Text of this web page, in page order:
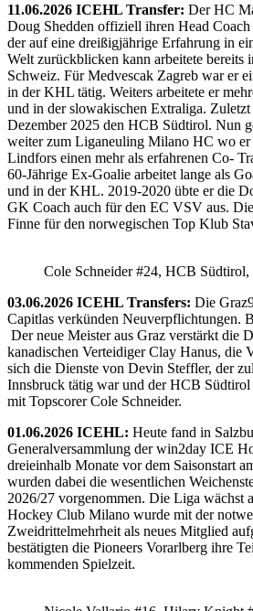
11.06.2026 ICEHL Transfer: Der HC
Doug Shedden offiziell ihren Head
der auf eine dreißigjährige Erfahrung in
Welt zurückblicken kann arbeitete bereits
Schweiz. Für Medvescak Zagreb war er
in der KHL tätig. Weiters arbeitete er
und in der slowakischen Extraliga.
Dezember 2025 den HCB Südtirol. Nun
weiter zum Liganeuling Milano HC wo er
Lindfors einen mehr als erfahrenen Co-
60-Jährige Ex-Goalie arbeitet lange als
und in der KHL. 2019-2020 übte er die
GK Coach auch für den EC VSV aus.
Finne für den norwegischen Top Klub
Cole Schneider #24, HCB
03.06.2026 ICEHL Transfers: Die
Capitlas verkünden Neuverpflichtungen.
Der neue Meister aus Graz verstärkt die
kanadischen Verteidiger Clay Hanus, die
sich die Dienste von Devin Steffler, der
Innsbruck tätig war und der HCB Südtirol
mit Topscorer Cole Schneider.
01.06.2026 ICEHL: Heute fand in
Generalversammlung der win2day ICE
dreieinhalb Monate vor dem Saisonstart
wurden dabei die wesentlichen
2026/27 vorgenommen. Die Liga wächst
Hockey Club Milano wurde mit der
Zweidrittelmehrheit als neues Mitglied
bestätigten die Pioneers Vorarlberg ihre
kommenden Spielzeit.